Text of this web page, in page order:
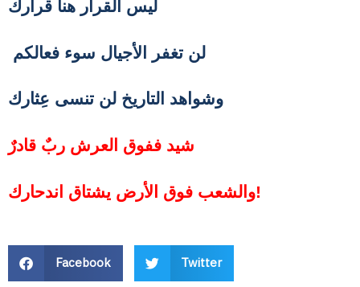
ليس القرار هنا قرارك
لن تغفر الأجيال سوء فعالكم
وشواهد التاريخ لن تنسى عِثارك
شيد ففوق العرش ربٌ قادرٌ
والشعب فوق الأرض يشتاق اندحارك!
Facebook Twitter